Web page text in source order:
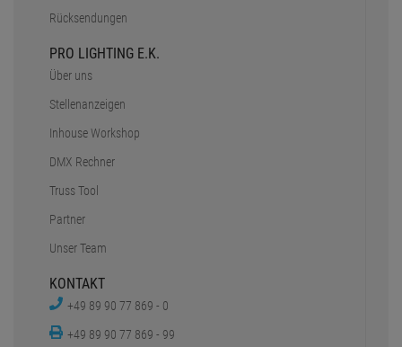
Rücksendungen
PRO LIGHTING E.K.
Über uns
Stellenanzeigen
Inhouse Workshop
DMX Rechner
Truss Tool
Partner
Unser Team
KONTAKT
+49 89 90 77 869 - 0
+49 89 90 77 869 - 99